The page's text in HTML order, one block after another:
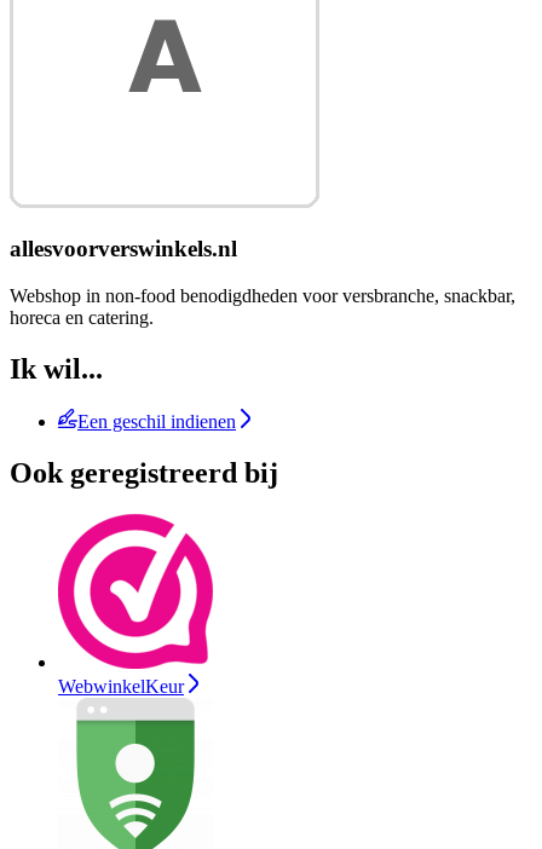
allesvoorverswinkels.nl
Webshop in non-food benodigdheden voor versbranche, snackbar,
horeca en catering.
Ik wil...
Een geschil indienen
Ook geregistreerd bij
WebwinkelKeur